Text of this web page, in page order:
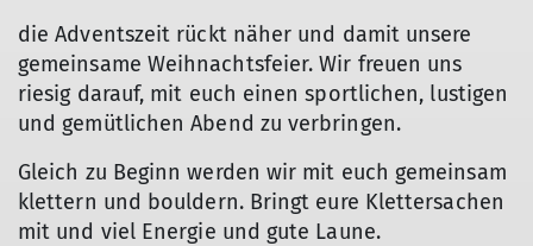
die Adventszeit rückt näher und damit unsere
gemeinsame Weihnachtsfeier. Wir freuen uns
riesig darauf, mit euch einen sportlichen, lustigen
und gemütlichen Abend zu verbringen.
Gleich zu Beginn werden wir mit euch gemeinsam
klettern und bouldern. Bringt eure Klettersachen
mit und viel Energie und gute Laune.